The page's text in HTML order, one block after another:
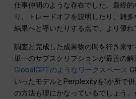
仕事仲間のような存在でした。最終
り、トレードオフを説明したり、雑
結果へと導いたりする点で、より優れ
調査と完成した成果物の間を行き来す
単一のサブスクリプションが最善の
GlobalGPTのようなワークスペース
いったモデルとPerplexityを1か所で
の方法も理にかなっているでしょう